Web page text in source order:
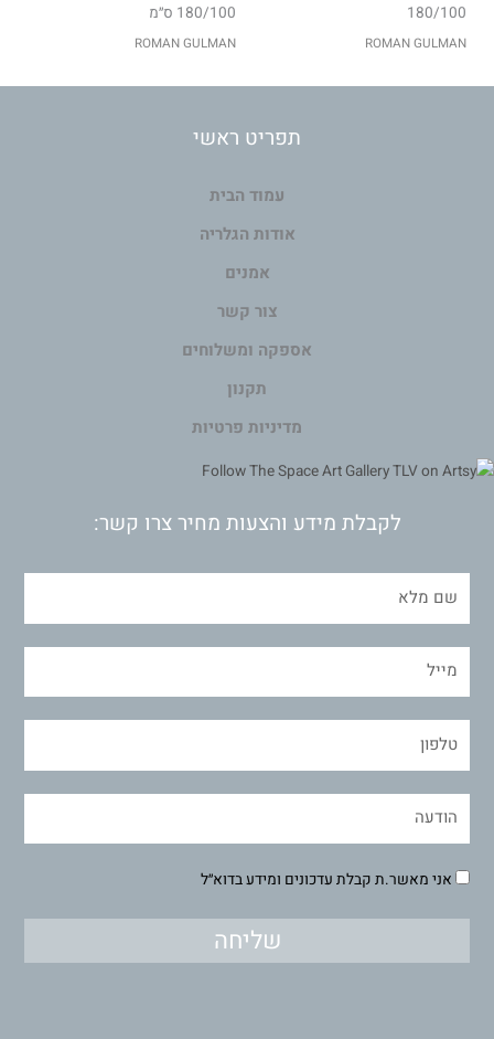
180/100
ROMAN GULMAN
180/100 ס״מ
ROMAN GULMAN
תפריט ראשי
עמוד הבית
אודות הגלריה
אמנים
צור קשר
אספקה ומשלוחים
תקנון
מדיניות פרטיות
לקבלת מידע והצעות מחיר צרו קשר:
אני מאשר.ת קבלת עדכונים ומידע בדוא״ל
שליחה